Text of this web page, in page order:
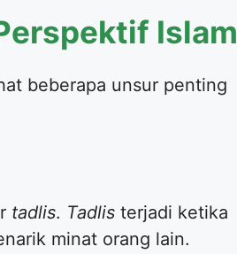
Islam
beberapa unsur penting
tadlis. Tadlis terjadi ketika
minat orang lain.